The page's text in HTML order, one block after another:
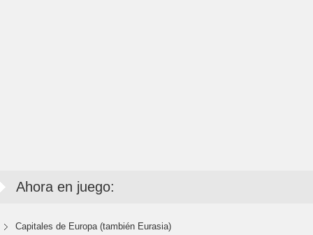
Ahora en juego:
Capitales de Europa (también Eurasia)